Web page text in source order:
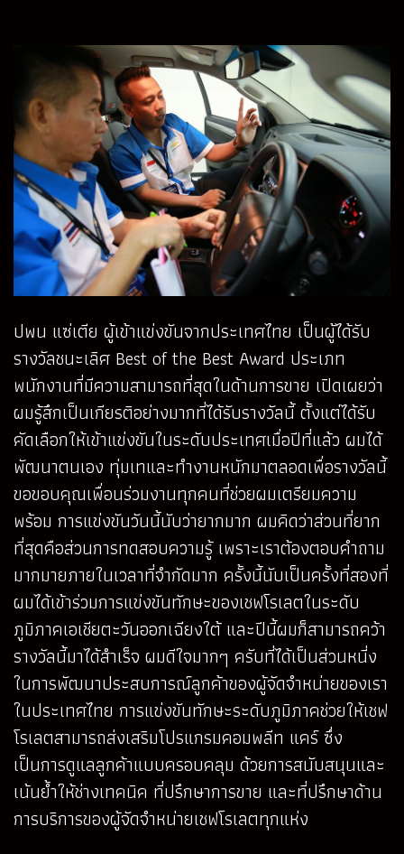
ปพน แซ่เตีย ผู้เข้าแข่งขันจากประเทศไทย เป็นผู้ได้รับ
รางวัลชนะเลิศ Best of the Best Award ประเภท
พนักงานที่มีความสามารถที่สุดในด้านการขาย เปิดเผยว่า
ผมรู้สึกเป็นเกียรติอย่างมากที่ได้รับรางวัลนี้ ตั้งแต่ได้รับ
คัดเลือกให้เข้าแข่งขันในระดับประเทศเมื่อปีที่แล้ว ผมได้
พัฒนาตนเอง ทุ่มเทและทำงานหนักมาตลอดเพื่อรางวัลนี้
ขอขอบคุณเพื่อนร่วมงานทุกคนที่ช่วยผมเตรียมความ
พร้อม การแข่งขันวันนี้นับว่ายากมาก ผมคิดว่าส่วนที่ยาก
ที่สุดคือส่วนการทดสอบความรู้ เพราะเราต้องตอบคำถาม
มากมายภายในเวลาที่จำกัดมาก ครั้งนี้นับเป็นครั้งที่สองที่
ผมได้เข้าร่วมการแข่งขันทักษะของเชฟโรเลตในระดับ
ภูมิภาคเอเชียตะวันออกเฉียงใต้ และปีนี้ผมก็สามารถคว้า
รางวัลนี้มาได้สำเร็จ ผมดีใจมากๆ ครับที่ได้เป็นส่วนหนี่ง
ในการพัฒนาประสบการณ์ลูกค้าของผู้จัดจำหน่ายของเรา
ในประเทศไทย การแข่งขันทักษะระดับภูมิภาคช่วยให้เชฟ
โรเลตสามารถส่งเสริมโปรแกรมคอมพลีท แคร์ ซึ่ง
เป็นการดูแลลูกค้าแบบครอบคลุม ด้วยการสนับสนุนและ
เน้นย้ำให้ช่างเทคนิค ที่ปรึกษาการขาย และที่ปรึกษาด้าน
การบริการของผู้จัดจำหน่ายเชฟโรเลตทุกแห่ง